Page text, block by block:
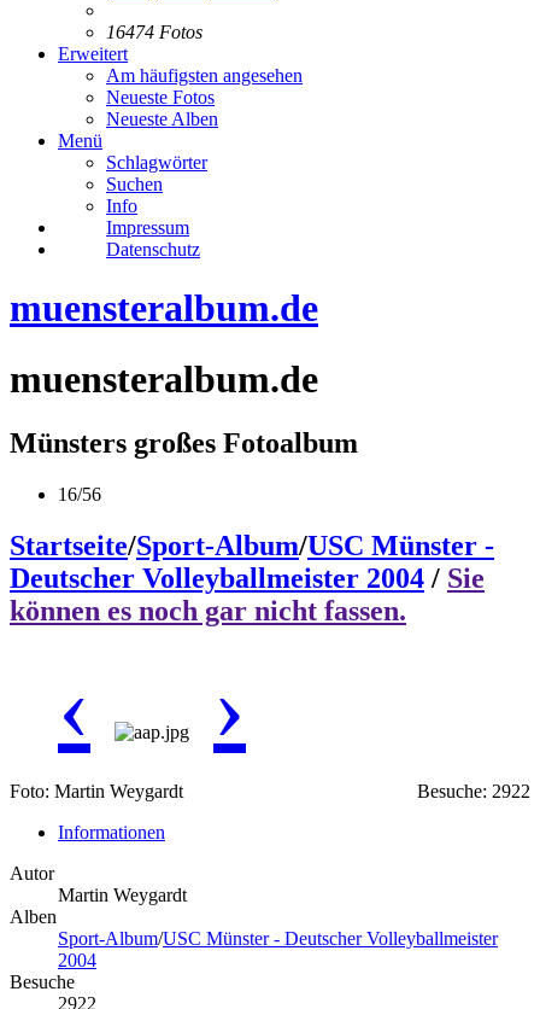
16474 Fotos
Erweitert
Am häufigsten angesehen
Neueste Fotos
Neueste Alben
Menü
Schlagwörter
Suchen
Info
Impressum
Datenschutz
muensteralbum.de
muensteralbum.de
Münsters großes Fotoalbum
16/56
Startseite/Sport-Album/USC Münster -
Deutscher Volleyballmeister 2004 / Sie
können es noch gar nicht fassen.
‹ ›
Foto: Martin Weygardt
Besuche: 2922
Informationen
Autor
Martin Weygardt
Alben
Sport-Album/USC Münster - Deutscher Volleyballmeister
2004
Besuche
2922